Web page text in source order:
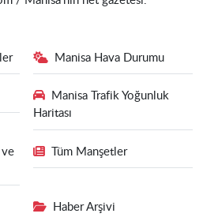
Manisa Hava Durumu
Manisa Trafik Yoğunluk
Haritası
ve
Tüm Manşetler
Haber Arşivi